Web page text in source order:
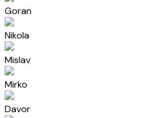
Goran
Nikola
Mislav
Mirko
Davor